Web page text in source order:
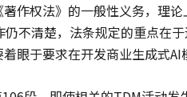
作权法》的一般性义务，理
不清楚，法条规定的重点在
眼于要求在开发商业生成式